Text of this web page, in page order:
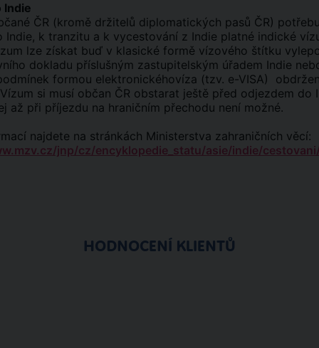
Indie
ČR (kromě držitelů diplomatických pasů ČR)
Indie, k tranzitu a k vycestování z Indie platné indické
lze získat buď v klasické formě vízového štítku
dokladu příslušným zastupitelským úřadem Indie
formou elektronickéhovíza (tzv. e-VISA)
si musí občan ČR obstarat ještě před odjezdem do
až při příjezdu na hraničním přechodu není možné.
najdete na stránkách Ministerstva zahraničních věcí:
jnp/cz/encyklopedie_statu/asie/indie/
HODNOCENÍ KLIENTŮ